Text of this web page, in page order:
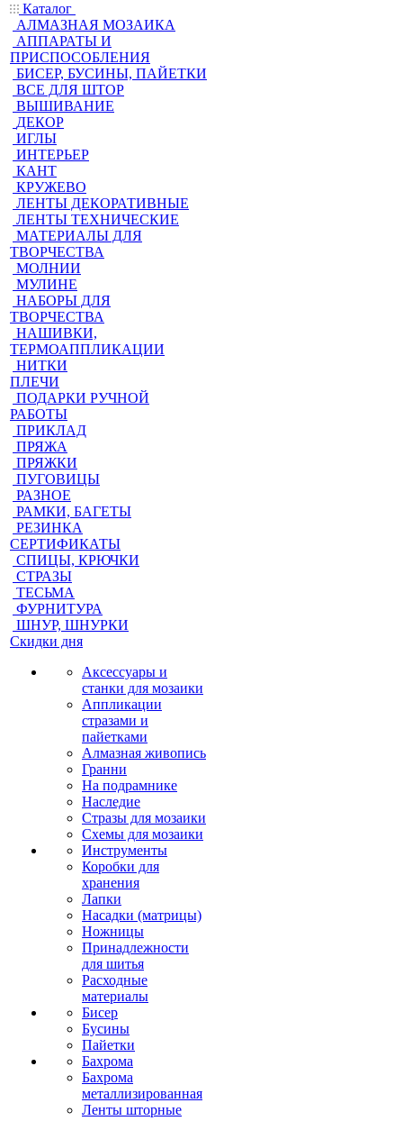
Каталог
АЛМАЗНАЯ МОЗАИКА
АППАРАТЫ И
ПРИСПОСОБЛЕНИЯ
БИСЕР, БУСИНЫ, ПАЙЕТКИ
ВСЕ ДЛЯ ШТОР
ВЫШИВАНИЕ
ДЕКОР
ИГЛЫ
ИНТЕРЬЕР
КАНТ
КРУЖЕВО
ЛЕНТЫ ДЕКОРАТИВНЫЕ
ЛЕНТЫ ТЕХНИЧЕСКИЕ
МАТЕРИАЛЫ ДЛЯ
ТВОРЧЕСТВА
МОЛНИИ
МУЛИНЕ
НАБОРЫ ДЛЯ
ТВОРЧЕСТВА
НАШИВКИ,
ТЕРМОАППЛИКАЦИИ
НИТКИ
ПЛЕЧИ
ПОДАРКИ РУЧНОЙ
РАБОТЫ
ПРИКЛАД
ПРЯЖА
ПРЯЖКИ
ПУГОВИЦЫ
РАЗНОЕ
РАМКИ, БАГЕТЫ
РЕЗИНКА
СЕРТИФИКАТЫ
СПИЦЫ, КРЮЧКИ
СТРАЗЫ
ТЕСЬМА
ФУРНИТУРА
ШНУР, ШНУРКИ
Скидки дня
Аксессуары и
станки для мозаики
Аппликации
стразами и
пайетками
Алмазная живопись
Гранни
На подрамнике
Наследие
Стразы для мозаики
Схемы для мозаики
Инструменты
Коробки для
хранения
Лапки
Насадки (матрицы)
Ножницы
Принадлежности
для шитья
Расходные
материалы
Бисер
Бусины
Пайетки
Бахрома
Бахрома
металлизированная
Ленты шторные